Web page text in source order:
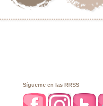
Sígueme en las RRSS